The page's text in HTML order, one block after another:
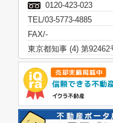
0120-423-023
TEL/03-5773-4885
FAX/-
東京都知事 (4) 第92462